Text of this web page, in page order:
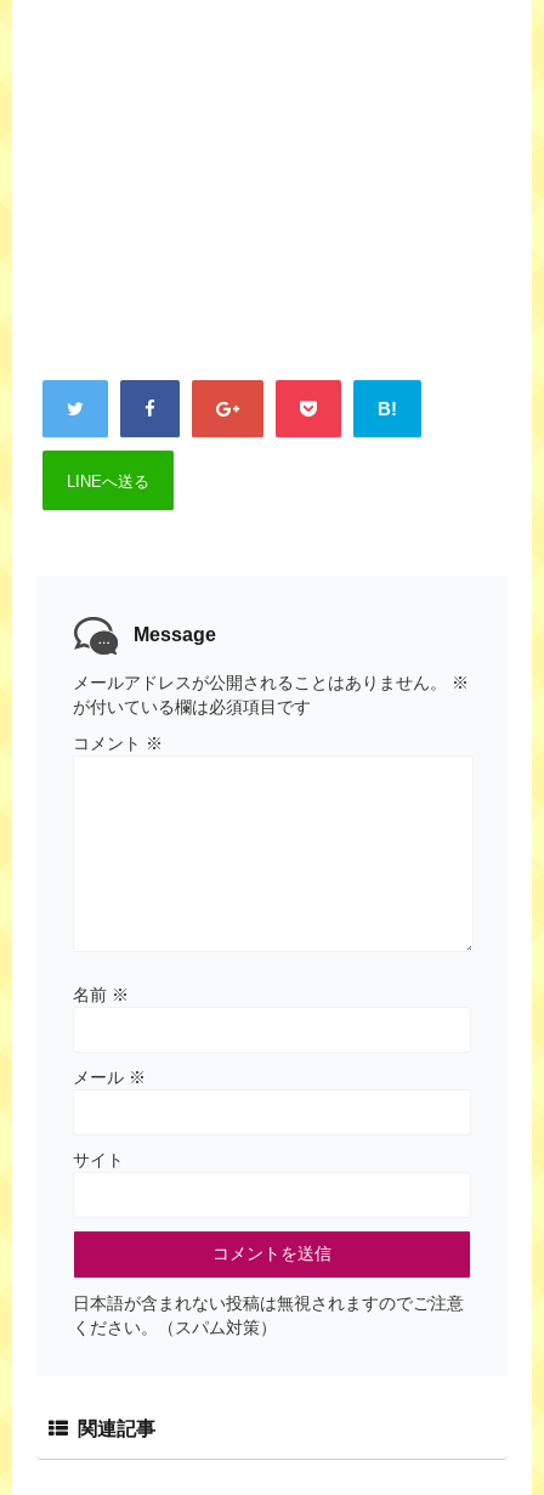
B!
LINEへ送る
Message
メールアドレスが公開されることはありません。
※
が付いている欄は必須項目です
コメント ※
名前 ※
メール ※
サイト
日本語が含まれない投稿は無視されますのでご注意
ください。（スパム対策）
関連記事